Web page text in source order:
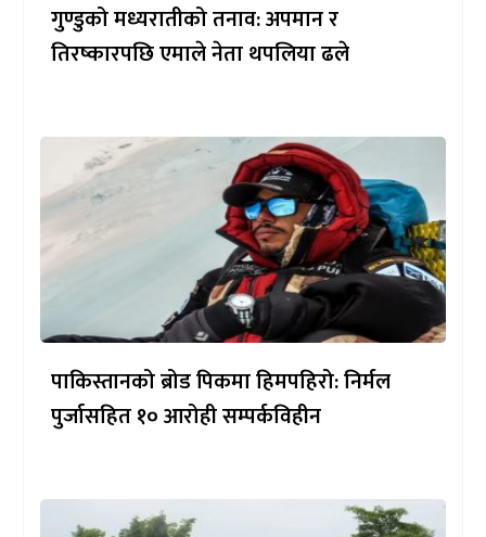
गुण्डुको मध्यरातीको तनाव: अपमान र
तिरष्कारपछि एमाले नेता थपलिया ढले
पाकिस्तानको ब्रोड पिकमा हिमपहिरो: निर्मल
पुर्जासहित १० आरोही सम्पर्कविहीन